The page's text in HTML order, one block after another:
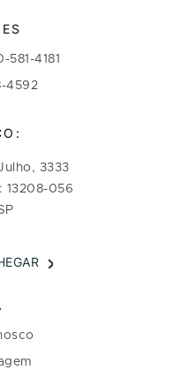
4181
4592
3333
13208-056